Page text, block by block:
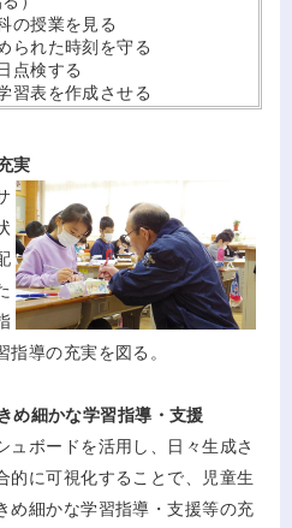
授業を見る
れた時刻を守る
点検する
表を作成させる
実
導の充実を図る。
め細かな学習指導・支援
ボードを活用し、日々生成さ
的に可視化することで、児童生
め細かな学習指導・支援等の充